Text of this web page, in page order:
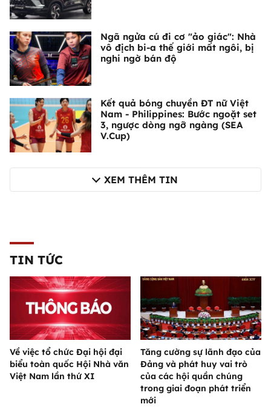
Ngã ngửa cú đi cơ "ảo giác": Nhà
vô địch bi-a thế giới mất ngôi, bị
nghi ngờ bán độ
Kết quả bóng chuyền ĐT nữ Việt
Nam - Philippines: Bước ngoặt set
3, ngược dòng ngỡ ngàng (SEA
V.Cup)
XEM THÊM TIN
TIN TỨC
Về việc tổ chức Đại hội đại
biểu toàn quốc Hội Nhà văn
Việt Nam lần thứ XI
Tăng cường sự lãnh đạo của
Đảng và phát huy vai trò
của các hội quần chúng
trong giai đoạn phát triển
mới